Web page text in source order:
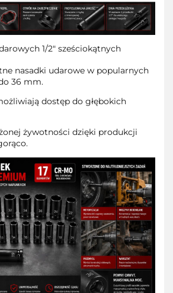
1/2" sześciokątnych
nasadki udarowe w popularnych
36 mm.
dostęp do głębokich
żywotności dzięki produkcji